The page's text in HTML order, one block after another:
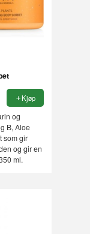
Kjøp
og
B, Aloe
som gir
og gir en
ml.